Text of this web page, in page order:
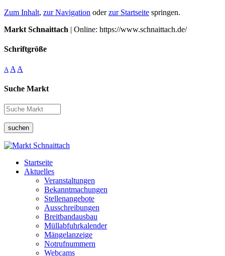
Zum Inhalt, zur Navigation oderzur Startseite springen.
Markt Schnaittach | Online: https://www.schnaittach.de/
Schriftgröße
A A A
Suche Markt
suchen
Startseite
Aktuelles
Veranstaltungen
Bekanntmachungen
Stellenangebote
Ausschreibungen
Breitbandausbau
Müllabfuhrkalender
Mängelanzeige
Notrufnummern
Webcams